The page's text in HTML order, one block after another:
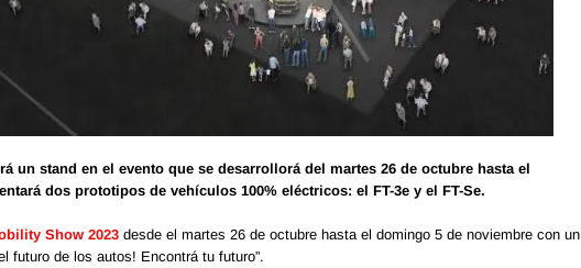
un stand en el evento que se desarrollorá del martes 26 de octubre hasta el
dos prototipos de vehículos 100% eléctricos: el FT-3e y el FT-Se.
Show 2023 desde el martes 26 de octubre hasta el domingo 5 de noviembre con un
futuro de los autos! Encontrá tu futuro”.